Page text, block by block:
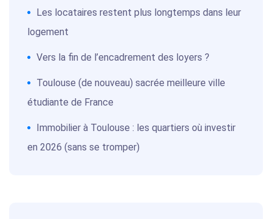
Les locataires restent plus longtemps dans leur
logement
Vers la fin de l’encadrement des loyers ?
Toulouse (de nouveau) sacrée meilleure ville
étudiante de France
Immobilier à Toulouse : les quartiers où investir
en 2026 (sans se tromper)